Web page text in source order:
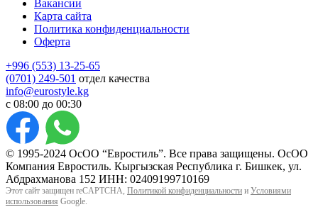
Вакансии
Карта сайта
Политика конфиденциальности
Оферта
+996 (553) 13-25-65
(0701) 249-501 отдел качества
info@eurostyle.kg
с 08:00 до 00:30
© 1995-2024 ОсОО “Евростиль”. Все права защищены. ОсОО
Компания Евростиль. Кыргызская Республика г. Бишкек, ул.
Абдрахманова 152 ИНН: 02409199710169
Этот сайт защищен reCAPTCHA, Политикой конфиденциальности и Условиями
использования Google.